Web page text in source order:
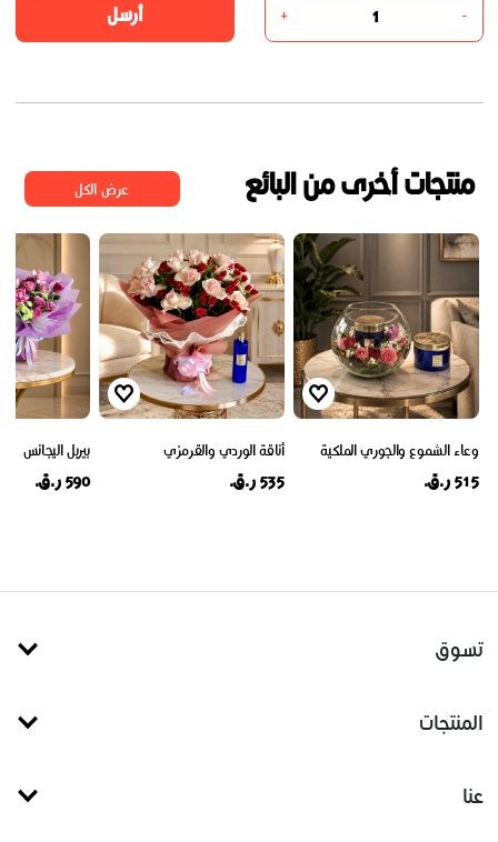
-
+ أرسل
منتجات أخرى من البائع عرض الكل
وعاء الشموع والجوري الملكية
515 ر.ق.
أناقة الوردي والقرمزي
535 ر.ق.
بيربل اليجانس
590 ر.ق.
تسوق
المنتجات
عنا